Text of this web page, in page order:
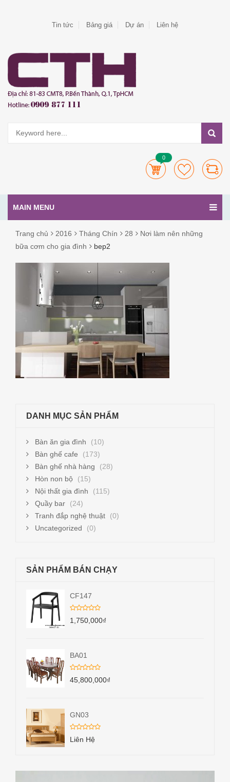
Tin tức Bảng giá Dự án Liên hệ
0
MAIN MENU
Trang chủ 2016 Tháng Chín 28
Nơi làm nên những
bữa cơm cho gia đình
bep2
BEP2
DANH MỤC SẢN PHẨM
Bàn ăn gia đình
(10)
Bàn ghế cafe
(173)
Bàn ghế nhà hàng
(28)
Hòn non bộ
(15)
Nội thất gia đình
(115)
Quầy bar
(24)
Tranh đắp nghệ thuật
(0)
Uncategorized
(0)
SẢN PHẨM BÁN CHẠY
CF147
1,750,000₫
BA01
45,800,000₫
GN03
Liên Hệ